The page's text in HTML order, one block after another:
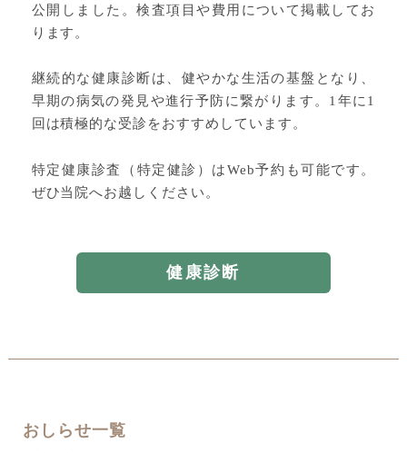
公開しました。検査項目や費用について掲載してお
ります。
継続的な健康診断は、健やかな生活の基盤となり、
早期の病気の発見や進行予防に繋がります。1年に1
回は積極的な受診をおすすめしています。
特定健康診査（特定健診）はWeb予約も可能です。
ぜひ当院へお越しください。
健康診断
おしらせ一覧